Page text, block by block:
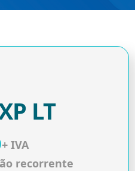
LT
+ IVA
recorrente